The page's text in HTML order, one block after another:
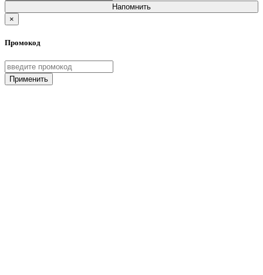
Напомнить
×
Промокод
Применить